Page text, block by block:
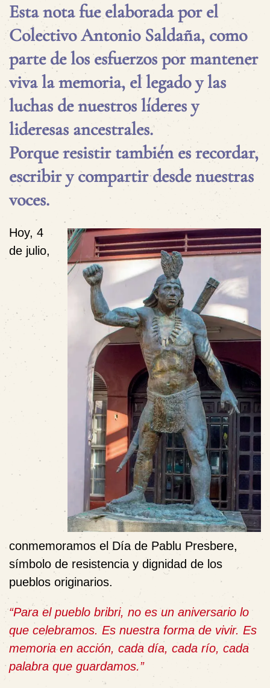
Esta nota fue elaborada por el
Colectivo Antonio Saldaña, como
parte de los esfuerzos por mantener
viva la memoria, el legado y las
luchas de nuestros líderes y
lideresas ancestrales.
Porque resistir también es recordar,
escribir y compartir desde nuestras
voces.
Hoy, 4
de julio,
conmemoramos el Día de Pablu Presbere,
símbolo de resistencia y dignidad de los
pueblos originarios.
“Para el pueblo bribri, no es un aniversario lo
que celebramos. Es nuestra forma de vivir. Es
memoria en acción, cada día, cada río, cada
palabra que guardamos.”